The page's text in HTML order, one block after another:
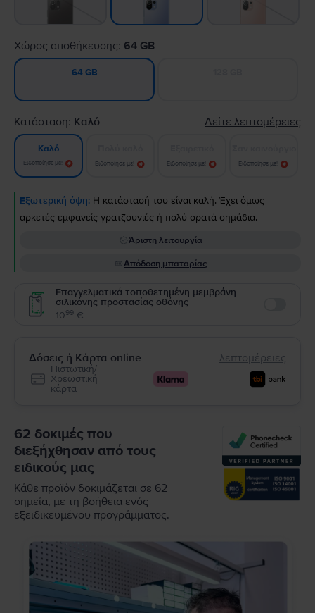
Χώρος αποθήκευσης: 64 GB
64 GB
Κατάσταση: Καλό Δείτε λεπτομέρειες
Καλό
Ειδοποίησε με! Ειδοποίησε με! Ειδοποίησε με! Ειδοποίησε με!
Εξωτερική όψη: Η κατάστασή του είναι καλή. Έχει όμως
αρκετές εμφανείς γρατζουνιές ή πολύ ορατά σημάδια.
Άριστη λειτουργία
Απόδοση μπαταρίας
Επαγγελματικά τοποθετημένη μεμβράνη
σιλικόνης προστασίας οθόνης
1099 €
Δόσεις ή Κάρτα online λεπτομέρειες
Πιστωτική/
Χρεωστική
κάρτα
62 δοκιμές που
διεξήχθησαν από τους
ειδικούς μας
Κάθε προϊόν δοκιμάζεται σε 62
σημεία, με τη βοήθεια ενός
εξειδικευμένου προγράμματος.